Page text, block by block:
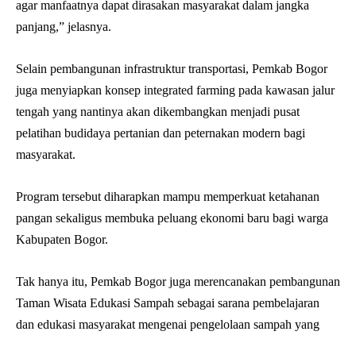
agar manfaatnya dapat dirasakan masyarakat dalam jangka
panjang,” jelasnya.
Selain pembangunan infrastruktur transportasi, Pemkab Bogor
juga menyiapkan konsep integrated farming pada kawasan jalur
tengah yang nantinya akan dikembangkan menjadi pusat
pelatihan budidaya pertanian dan peternakan modern bagi
masyarakat.
Program tersebut diharapkan mampu memperkuat ketahanan
pangan sekaligus membuka peluang ekonomi baru bagi warga
Kabupaten Bogor.
Tak hanya itu, Pemkab Bogor juga merencanakan pembangunan
Taman Wisata Edukasi Sampah sebagai sarana pembelajaran
dan edukasi masyarakat mengenai pengelolaan sampah yang